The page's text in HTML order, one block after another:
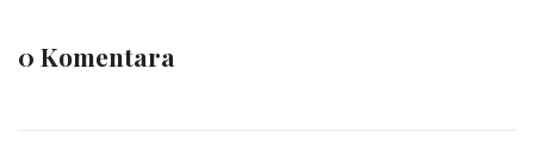
0 Komentara